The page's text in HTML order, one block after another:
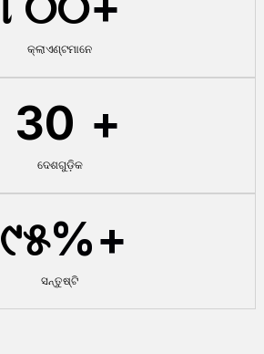
କ୍ଲାଏଣ୍ଟମାନେ
30 +
ଦେଶଗୁଡ଼ିକ
୯୫%+
ସନ୍ତୁଷ୍ଟି